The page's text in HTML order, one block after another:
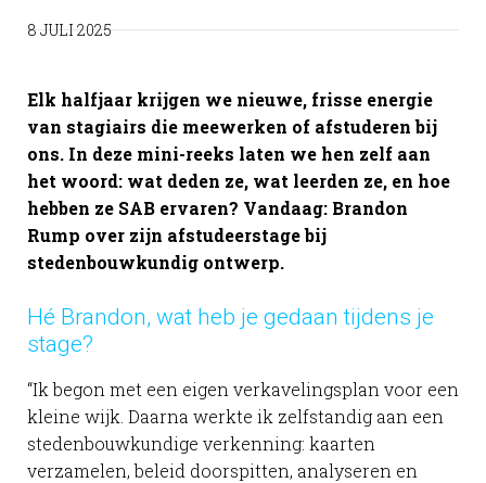
8 JULI 2025
Elk halfjaar krijgen we nieuwe, frisse energie
van stagiairs die meewerken of afstuderen bij
ons. In deze mini-reeks laten we hen zelf aan
het woord: wat deden ze, wat leerden ze, en hoe
hebben ze SAB ervaren? Vandaag: Brandon
Rump over zijn afstudeerstage bij
stedenbouwkundig ontwerp.
Hé Brandon, wat heb je gedaan tijdens je
stage?
“Ik begon met een eigen verkavelingsplan voor een
kleine wijk. Daarna werkte ik zelfstandig aan een
stedenbouwkundige verkenning: kaarten
verzamelen, beleid doorspitten, analyseren en